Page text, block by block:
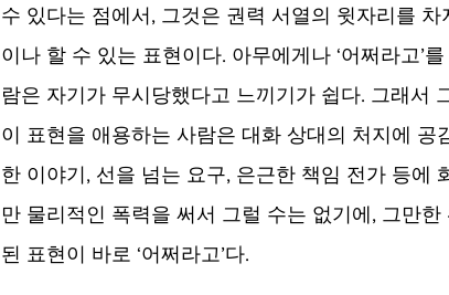
수 있다는 점에서, 그것은 권력 서열의 윗자리를
이나 할 수 있는 표현이다. 아무에게나 ‘어쩌라고’
람은 자기가 무시당했다고 느끼기가 쉽다. 그래서
이 표현을 애용하는 사람은 대화 상대의 처지에 공
한 이야기, 선을 넘는 요구, 은근한 책임 전가 등에
만 물리적인 폭력을 써서 그럴 수는 없기에, 그만
된 표현이 바로 ‘어쩌라고’다.